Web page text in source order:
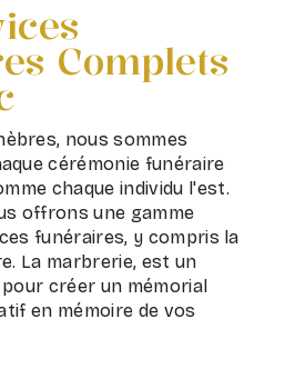
Complets
nous sommes
cérémonie funéraire
chaque individu l'est.
offrons une gamme
funéraires, y compris la
La marbrerie, est un
créer un mémorial
en mémoire de vos